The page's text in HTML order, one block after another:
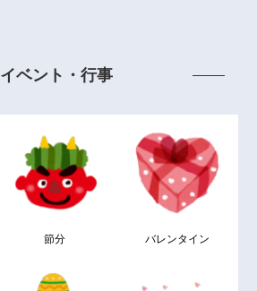
イベント・行事
節分 バレンタイン